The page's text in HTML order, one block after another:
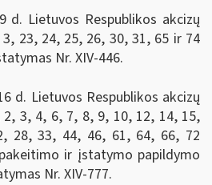
d. Lietuvos Respublikos akcizų
23, 24, 25, 26, 30, 31, 65 ir 74
Nr. XIV-446.
d. Lietuvos Respublikos akcizų
3, 4, 6, 7, 8, 9, 10, 12, 14, 15,
28, 33, 44, 46, 61, 64, 66, 72
ir įstatymo papildymo
Nr. XIV-777.